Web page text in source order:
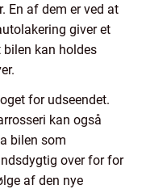
En af dem er ved at
giver et
bilen kan holdes
for udseendet.
kan også
bilen som
over for for
af den nye